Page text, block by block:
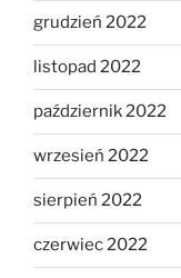
grudzień 2022
listopad 2022
październik 2022
wrzesień 2022
sierpień 2022
czerwiec 2022